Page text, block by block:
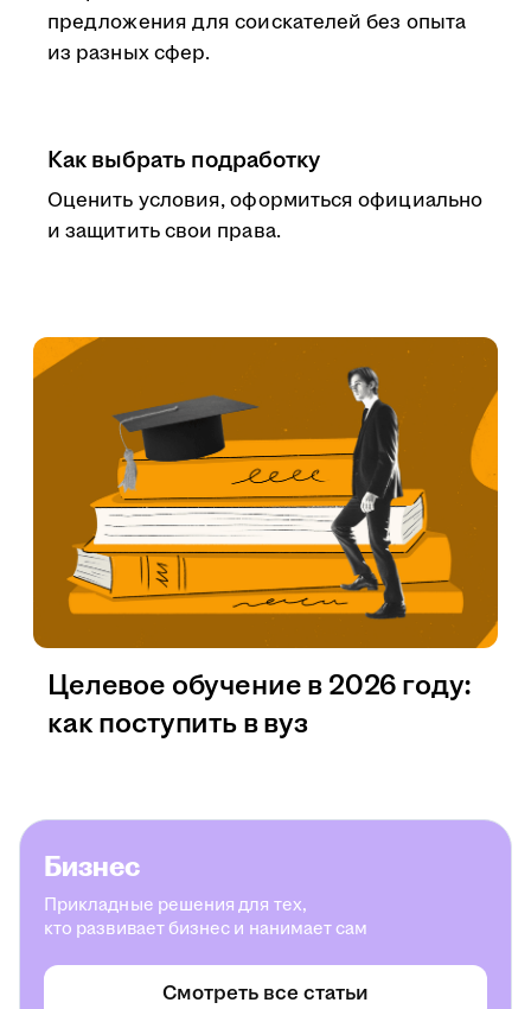
предложения для соискателей без опыта
из разных сфер.
Как выбрать подработку
Оценить условия, оформиться официально
и защитить свои права.
Целевое обучение в 2026 году:
как поступить в вуз
Бизнес
Прикладные решения для тех,
кто развивает бизнес и нанимает сам
Смотреть все статьи